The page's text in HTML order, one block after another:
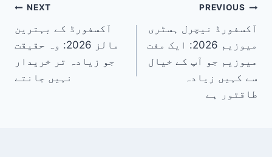
پوسٹوں
کی
نیویگیشن
PREVIOUS
آکسفورڈ نیچرل ہسٹری
میوزیم 2026: ایک مفت
میوزیم جو آپ کے خیال
سے کہیں زیادہ
طاقتور ہے
NEXT
آکسفورڈ کے بہترین
مالز 2026: وہ حقیقت
جو زیادہ تر خریدار
نہیں جانتے